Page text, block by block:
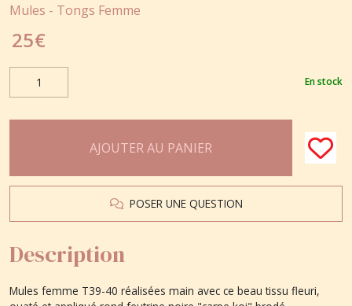
Mules - Tongs Femme
25€
En stock
AJOUTER AU PANIER
POSER UNE QUESTION
Description
Mules femme T39-40 réalisées main avec ce beau tissu fleuri,